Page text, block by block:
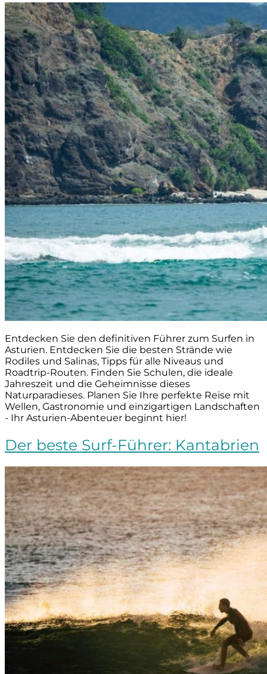
Entdecken Sie den definitiven Führer zum Surfen in
Asturien. Entdecken Sie die besten Strände wie
Rodiles und Salinas, Tipps für alle Niveaus und
Roadtrip-Routen. Finden Sie Schulen, die ideale
Jahreszeit und die Geheimnisse dieses
Naturparadieses. Planen Sie Ihre perfekte Reise mit
Wellen, Gastronomie und einzigartigen Landschaften
- Ihr Asturien-Abenteuer beginnt hier!
Der beste Surf-Führer: Kantabrien